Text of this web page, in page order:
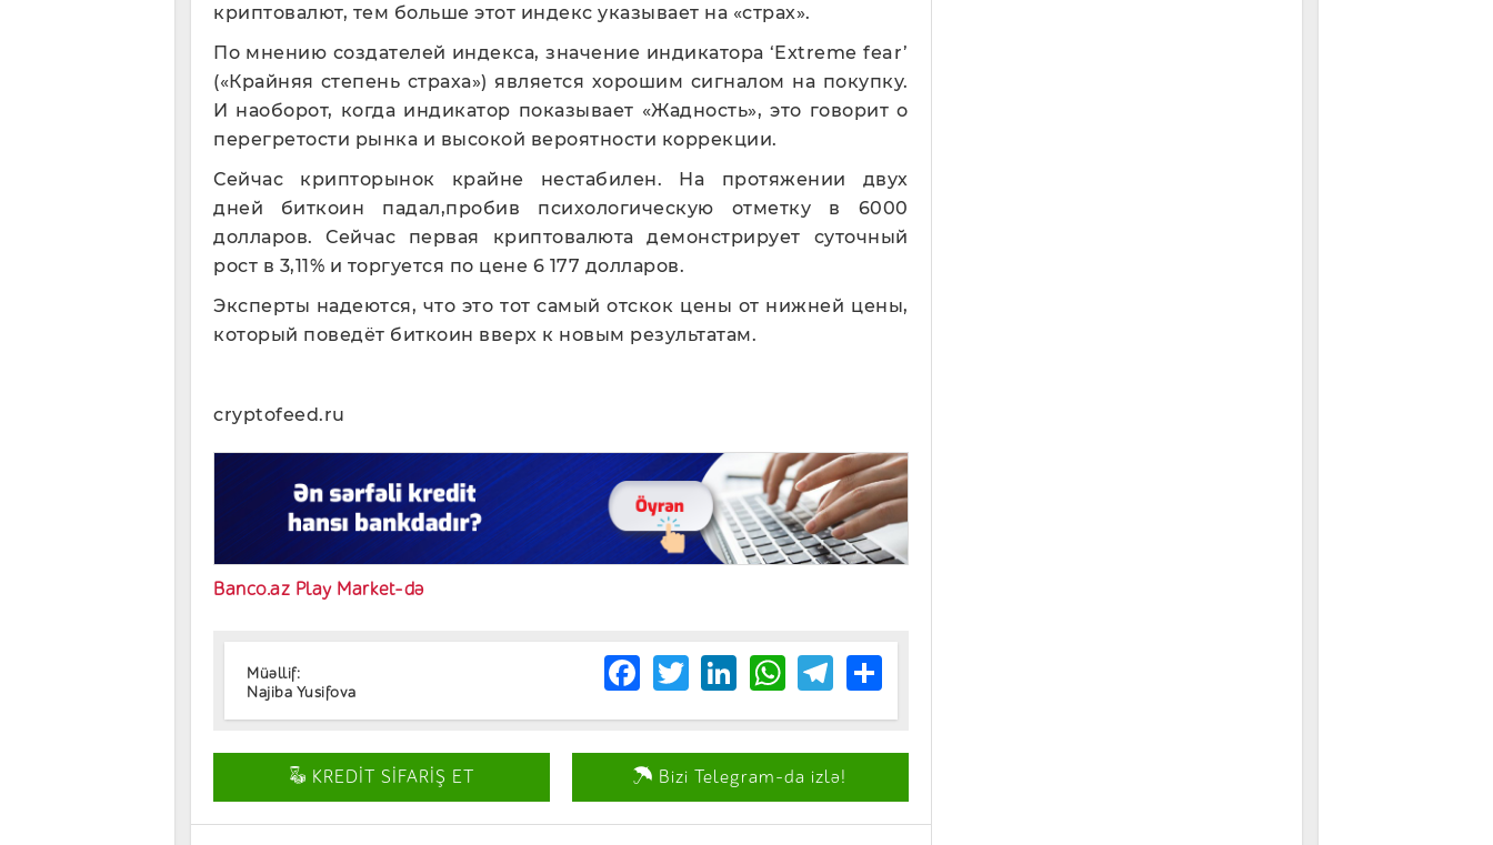
криптовалют, тем больше этот индекс указывает на «страх».
По мнению создателей индекса, значение индикатора ‘Extreme fear’
(«Крайняя степень страха») является хорошим сигналом на покупку.
И наоборот, когда индикатор показывает «Жадность», это говорит о
перегретости рынка и высокой вероятности коррекции.
Сейчас крипторынок крайне нестабилен. На протяжении двух
дней биткоин падал,пробив психологическую отметку в 6000
долларов. Сейчас первая криптовалюта демонстрирует суточный
рост в 3,11% и торгуется по цене 6 177 долларов.
Эксперты надеются, что это тот самый отскок цены от нижней цены,
который поведёт биткоин вверх к новым результатам.
cryptofeed.ru
Banco.az Play Market-də
Müəllif:
Najiba Yusifova
Facebook
TwitterLinkedIn
WhatsApp
Telegram
Share
KREDİT SİFARİŞ ET Bizi Telegram-da izlə!